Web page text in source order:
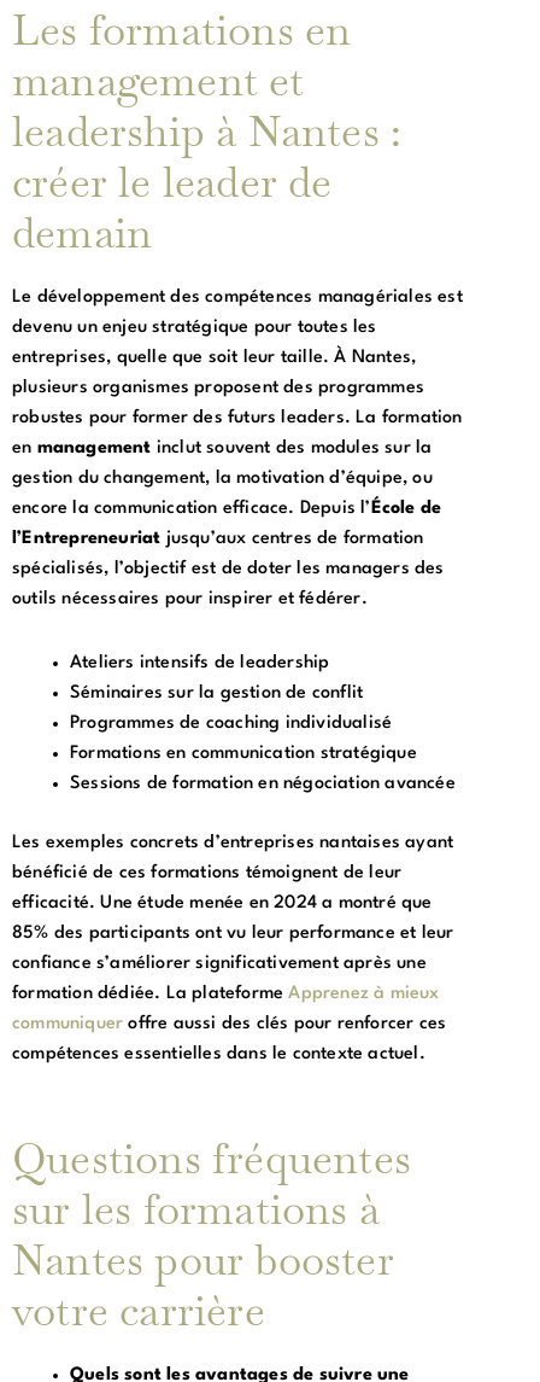
Les formations en
management et
leadership à Nantes :
créer le leader de
demain
Le développement des compétences managériales est
devenu un enjeu stratégique pour toutes les
entreprises, quelle que soit leur taille. À Nantes,
plusieurs organismes proposent des programmes
robustes pour former des futurs leaders. La formation
en management inclut souvent des modules sur la
gestion du changement, la motivation d’équipe, ou
encore la communication efficace. Depuis l’École de
l’Entrepreneuriat jusqu’aux centres de formation
spécialisés, l’objectif est de doter les managers des
outils nécessaires pour inspirer et fédérer.
Ateliers intensifs de leadership
Séminaires sur la gestion de conflit
Programmes de coaching individualisé
Formations en communication stratégique
Sessions de formation en négociation avancée
Les exemples concrets d’entreprises nantaises ayant
bénéficié de ces formations témoignent de leur
efficacité. Une étude menée en 2024 a montré que
85% des participants ont vu leur performance et leur
confiance s’améliorer significativement après une
formation dédiée. La plateformeApprenez à mieux
communiquer offre aussi des clés pour renforcer ces
compétences essentielles dans le contexte actuel.
Questions fréquentes
sur les formations à
Nantes pour booster
votre carrière
Quels sont les avantages de suivre une